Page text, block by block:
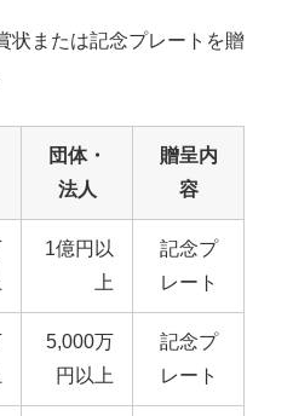
状または記念プレートを贈
団体・
法人
贈呈内
容
1億円以
上
記念プ
レート
5,000万
円以上
記念プ
レート